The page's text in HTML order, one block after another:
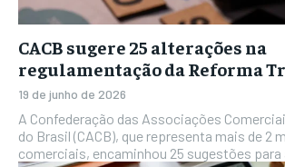
CACB sugere 25 alterações na
regulamentação da Reforma
19 de junho de 2026
A Confederação das Associações
do Brasil (CACB), que representa mais de 2
comerciais, encaminhou 25 sugestões para